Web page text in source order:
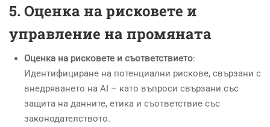
5. Оценка на рисковете и
управление на промяната
Оценка на рисковете и съответствието:
Идентифициране на потенциални рискове, свързани с
внедряването на AI – като въпроси свързани със
защита на данните, етика и съответствие със
законодателството.